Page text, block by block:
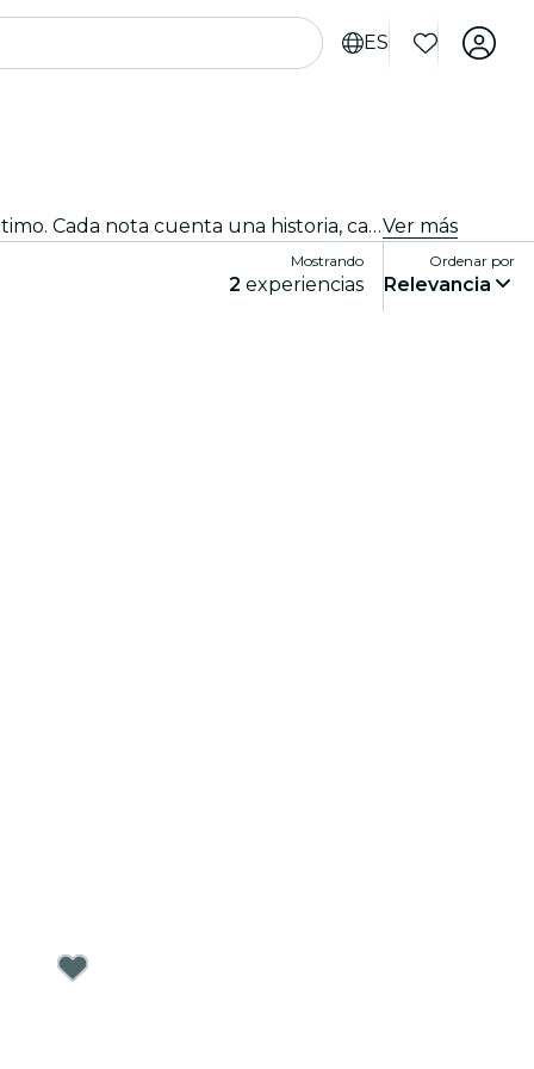
ES
¡Ven al mejor club de jazz de la ciudad! Traemos lo mejor del blues, el soul y el jazz en direto con un ambiente íntimo. Cada nota cuenta una historia, cada improvisación y cada canción conmueven al público. ¡Descubre los tributos y conciertos de jazz cerca de ti!Ver más
Mostrando
2 experiencias
Ordenar por
Relevancia